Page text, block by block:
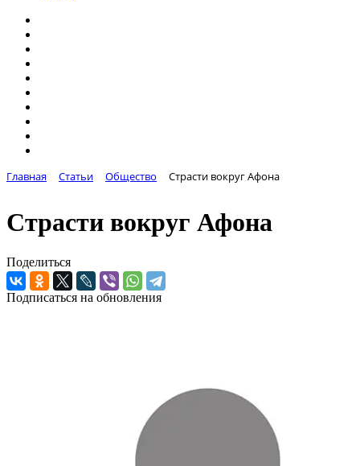
Главная Статьи Общество Страсти вокруг Афона
Страсти вокруг Афона
Поделиться
Подписаться на обновления